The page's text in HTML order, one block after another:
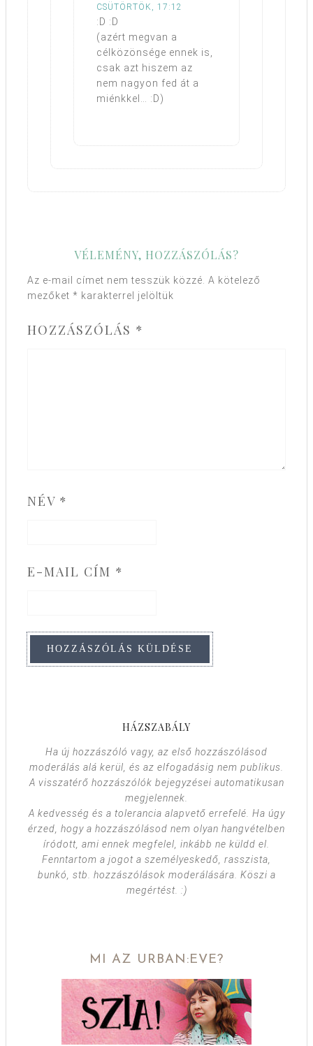
CSÜTÖRTÖK, 17:12
:D :D
(azért megvan a
célközönsége ennek is,
csak azt hiszem az
nem nagyon fed át a
miénkkel… :D)
VÉLEMÉNY, HOZZÁSZÓLÁS?
Az e-mail címet nem tesszük közzé. A kötelező
mezőket * karakterrel jelöltük
HOZZÁSZÓLÁS *
NÉV *
E-MAIL CÍM *
HÁZSZABÁLY
Ha új hozzászóló vagy, az első hozzászólásod
moderálás alá kerül, és az elfogadásig nem publikus.
A visszatérő hozzászólók bejegyzései automatikusan
megjelennek.
A kedvesség és a tolerancia alapvető errefelé. Ha úgy
érzed, hogy a hozzászólásod nem olyan hangvételben
íródott, ami ennek megfelel, inkább ne küldd el.
Fenntartom a jogot a személyeskedő, rasszista,
bunkó, stb. hozzászólások moderálására. Köszi a
megértést. :)
MI AZ URBAN:EVE?